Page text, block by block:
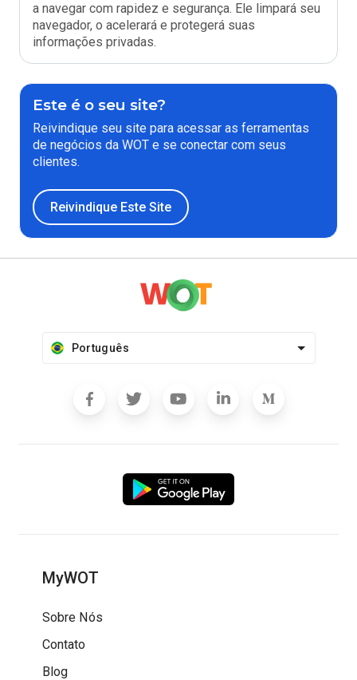
a navegar com rapidez e segurança. Ele limpará seu
navegador, o acelerará e protegerá suas
informações privadas.
Este é o seu site?
Reivindique seu site para acessar as ferramentas
de negócios da WOT e se conectar com seus
clientes.
Reivindique Este Site
Português
MyWOT
Sobre Nós
Contato
Blog